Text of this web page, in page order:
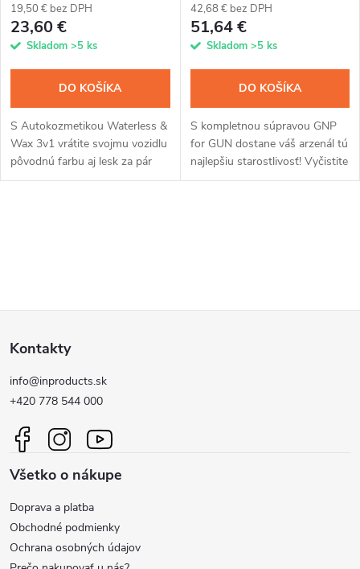
19,50 € bez DPH
23,60 €
Skladom >5 ks
DO KOŠÍKA
S Autokozmetikou Waterless &
Wax 3v1 vrátite svojmu vozidlu
pôvodnú farbu aj lesk za pár
minút. Jednoduchá aplikácia
42,68 € bez DPH
51,64 €
Skladom >5 ks
DO KOŠÍKA
S kompletnou súpravou GNP
for GUN dostane váš arzenál tú
najlepšiu starostlivosť! Vyčistite
svoje zbrane od povýstrelových
d
a
c
e
p
r
á
p
ä
Kontakty
info@inproducts.sk
+420 778 544 000
Všetko o nákupe
Doprava a platba
Obchodné podmienky
Ochrana osobných údajov